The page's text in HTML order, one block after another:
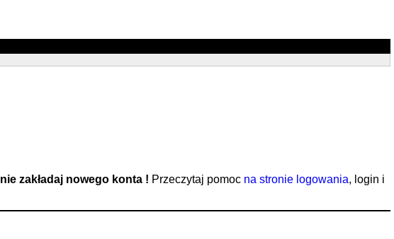
nie zakładaj nowego konta ! Przeczytaj pomoc na stronie logowania, login i